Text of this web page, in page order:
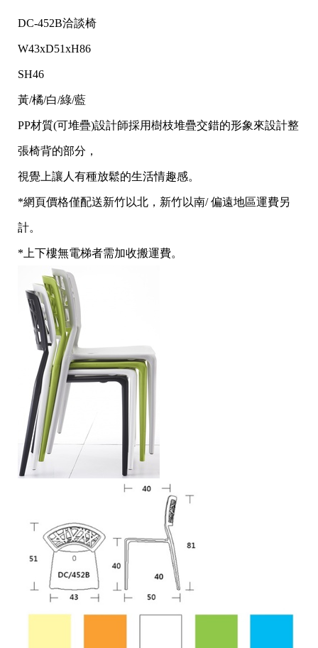
DC-452B洽談椅
W43xD51xH86
SH46
黃/橘/白/綠/藍
PP材質(可堆疊)設計師採用樹枝堆疊交錯的形象來設計整
張椅背的部分，
視覺上讓人有種放鬆的生活情趣感。
*網頁價格僅配送新竹以北，新竹以南/ 偏遠地區運費另
計。
*上下樓無電梯者需加收搬運費。